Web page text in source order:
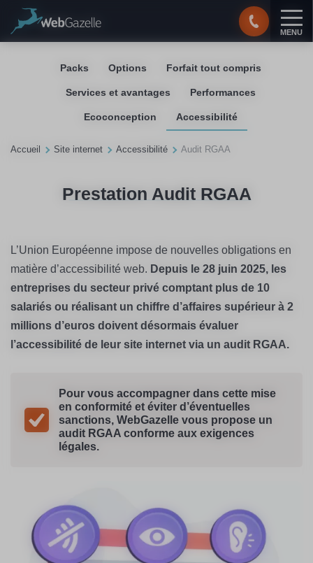
MENU
Packs Options Forfait tout compris
Services et avantages Performances
Ecoconception Accessibilité
Accueil Site internet Accessibilité Audit RGAA
Prestation Audit RGAA
L’Union Européenne impose de nouvelles obligations en
matière d’accessibilité web. Depuis le 28 juin 2025, les
entreprises du secteur privé comptant plus de 10
salariés ou réalisant un chiffre d’affaires supérieur à 2
millions d’euros doivent désormais évaluer
l’accessibilité de leur site internet via un audit RGAA.
Pour vous accompagner dans cette mise
en conformité et éviter d’éventuelles
sanctions, WebGazelle vous propose un
audit RGAA conforme aux exigences
légales.
Panneau de gestion des cookies